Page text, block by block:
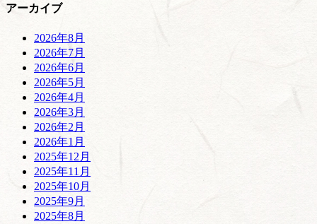
アーカイブ
2026年8月
2026年7月
2026年6月
2026年5月
2026年4月
2026年3月
2026年2月
2026年1月
2025年12月
2025年11月
2025年10月
2025年9月
2025年8月